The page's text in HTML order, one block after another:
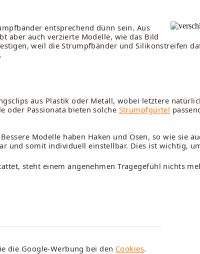
entsprechend dünn sein. Aus
aber auch verzierte Modelle, wie das Bild
weil die Strumpfbänder und Silikonstreifen
aus Plastik oder Metall, wobei letztere
oder Passionata bieten solche Strumpfgürtel
Modelle haben Haken und Ösen, so wie sie
und somit individuell einstellbar. Dies ist wichtig,
steht einem angenehmen Tragegefühl nichts
die Google-Werbung bei den Cookies.